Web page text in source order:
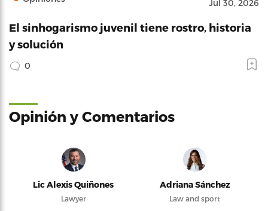
Jul 30, 2026
El sinhogarismo juvenil tiene rostro, historia
y solución
0
Opinión y Comentarios
Lic Alexis Quiñones
Lawyer
Adriana Sánchez
Law and sport